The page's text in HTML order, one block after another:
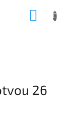
26